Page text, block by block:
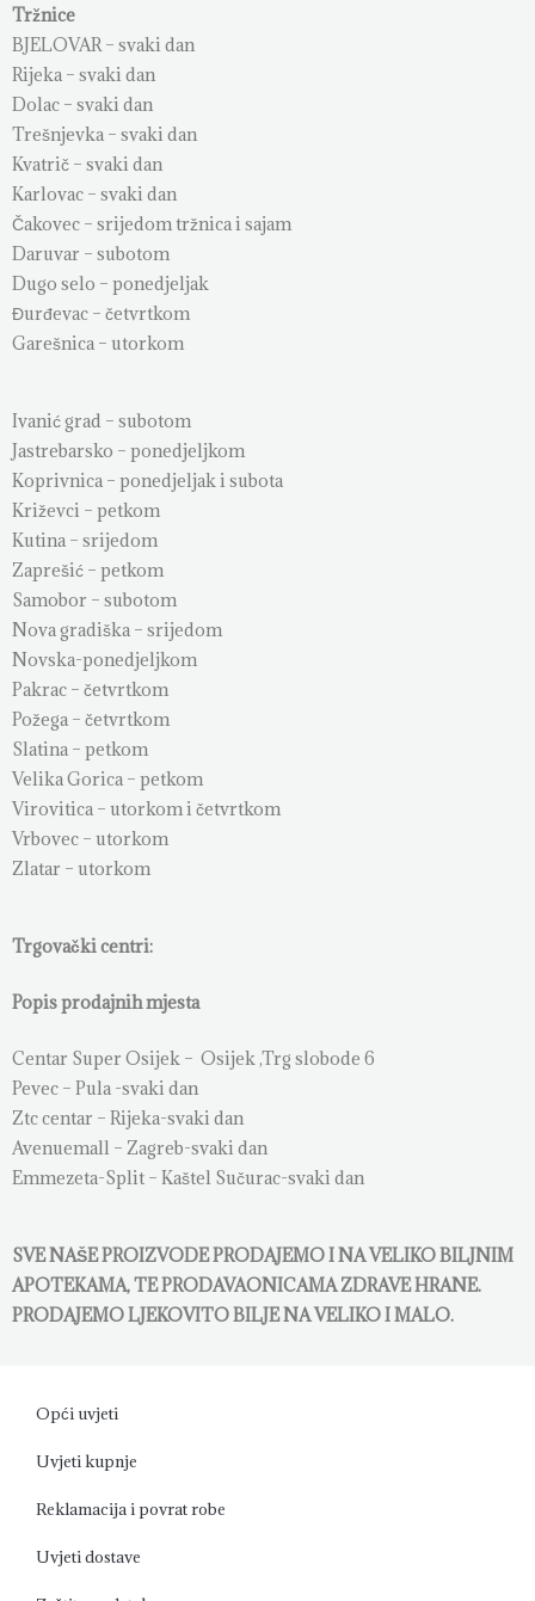
Tržnice
BJELOVAR – svaki dan
Rijeka – svaki dan
Dolac – svaki dan
Trešnjevka – svaki dan
Kvatrič – svaki dan
Karlovac – svaki dan
Čakovec – srijedom tržnica i sajam
Daruvar – subotom
Dugo selo – ponedjeljak
Đurđevac – četvrtkom
Garešnica – utorkom
Ivanić grad – subotom
Jastrebarsko – ponedjeljkom
Koprivnica – ponedjeljak i subota
Križevci – petkom
Kutina – srijedom
Zaprešić – petkom
Samobor – subotom
Nova gradiška – srijedom
Novska-ponedjeljkom
Pakrac – četvrtkom
Požega – četvrtkom
Slatina – petkom
Velika Gorica – petkom
Virovitica – utorkom i četvrtkom
Vrbovec – utorkom
Zlatar – utorkom
Trgovački centri:
Popis prodajnih mjesta
Centar Super Osijek – Osijek ,Trg slobode 6
Pevec – Pula -svaki dan
Ztc centar – Rijeka-svaki dan
Avenuemall – Zagreb-svaki dan
Emmezeta-Split – Kaštel Sučurac-svaki dan
SVE NAŠE PROIZVODE PRODAJEMO I NA VELIKO BILJNIM
APOTEKAMA, TE PRODAVAONICAMA ZDRAVE HRANE.
PRODAJEMO LJEKOVITO BILJE NA VELIKO I MALO.
Opći uvjeti
Uvjeti kupnje
Reklamacija i povrat robe
Uvjeti dostave